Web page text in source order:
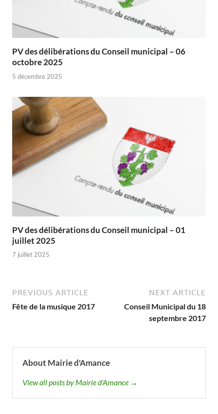
PV des délibérations du Conseil municipal – 06
octobre 2025
5 décembre 2025
PV des délibérations du Conseil municipal – 01
juillet 2025
7 juillet 2025
PREVIOUS ARTICLE
Fête de la musique 2017
NEXT ARTICLE
Conseil Municipal du 18
septembre 2017
About Mairie d'Amance
View all posts by Mairie d'Amance →